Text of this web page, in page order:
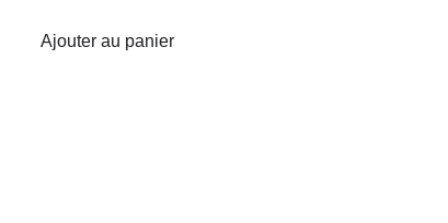
Ajouter au panier